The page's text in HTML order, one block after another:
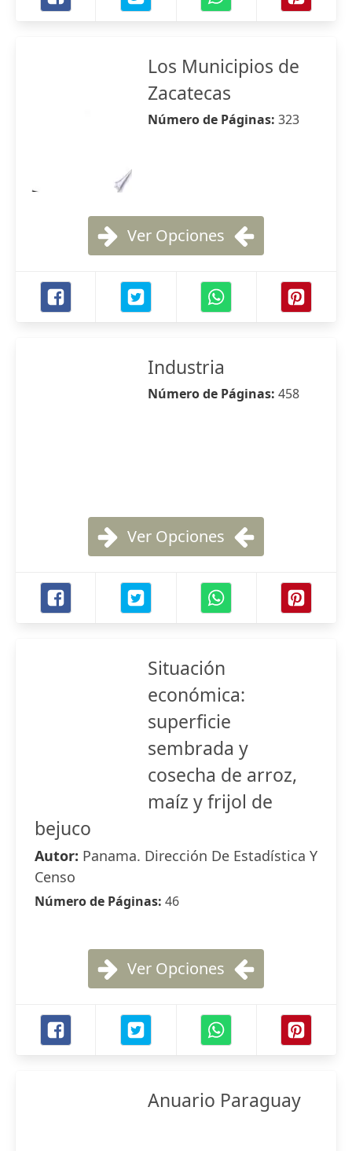
Los Municipios de
Zacatecas
Número de Páginas: 323
Ver Opciones
Industria
Número de Páginas: 458
Ver Opciones
Situación
económica:
superficie
sembrada y
cosecha de arroz,
maíz y frijol de
bejuco
Autor: Panama. Dirección De Estadística Y
Censo
Número de Páginas: 46
Ver Opciones
Anuario Paraguay